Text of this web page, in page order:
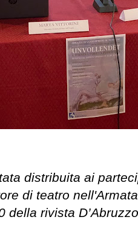
distribuita ai
di teatro
della rivista